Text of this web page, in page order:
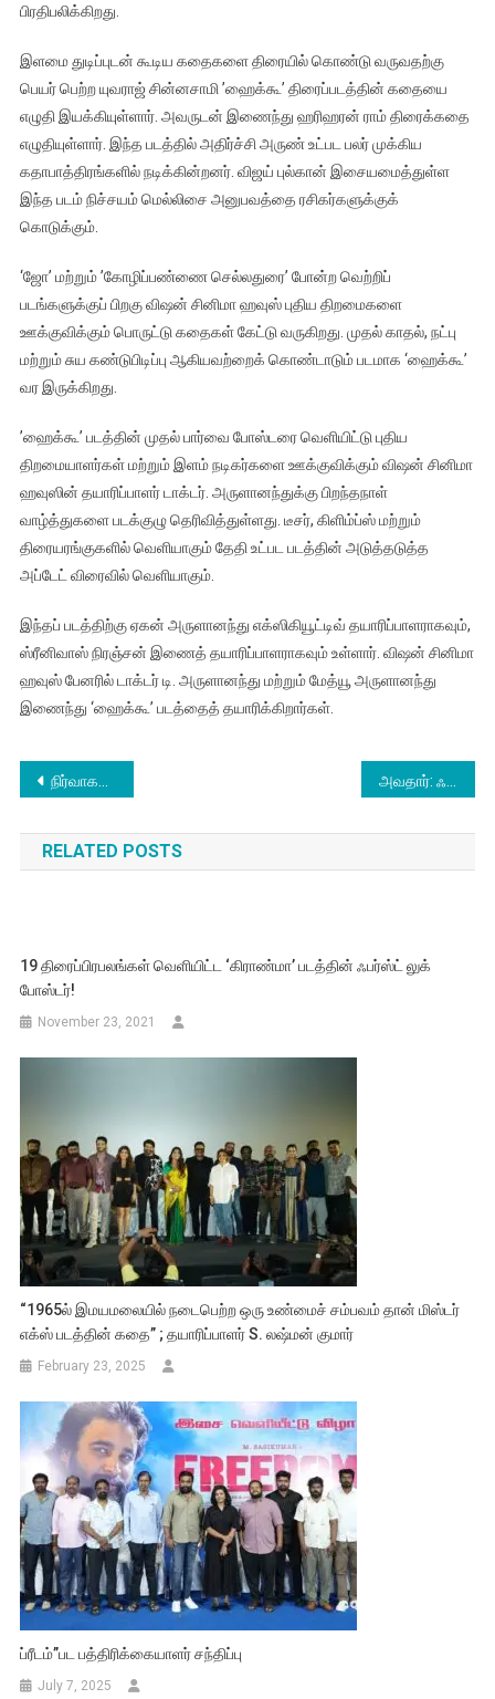
பிரதிபலிக்கிறது.
இளமை துடிப்புடன் கூடிய கதைகளை திரையில் கொண்டு வருவதற்கு
பெயர் பெற்ற யுவராஜ் சின்னசாமி ’ஹைக்கூ’ திரைப்படத்தின் கதையை
எழுதி இயக்கியுள்ளார். அவருடன் இணைந்து ஹரிஹரன் ராம் திரைக்கதை
எழுதியுள்ளார். இந்த படத்தில் அதிர்ச்சி அருண் உட்பட பலர் முக்கிய
கதாபாத்திரங்களில் நடிக்கின்றனர். விஜய் புல்கான் இசையமைத்துள்ள
இந்த படம் நிச்சயம் மெல்லிசை அனுபவத்தை ரசிகர்களுக்குக்
கொடுக்கும்.
‘ஜோ’ மற்றும் ’கோழிப்பண்ணை செல்லதுரை’ போன்ற வெற்றிப்
படங்களுக்குப் பிறகு விஷன் சினிமா ஹவுஸ் புதிய திறமைகளை
ஊக்குவிக்கும் பொருட்டு கதைகள் கேட்டு வருகிறது. முதல் காதல், நட்பு
மற்றும் சுய கண்டுபிடிப்பு ஆகியவற்றைக் கொண்டாடும் படமாக ‘ஹைக்கூ’
வர இருக்கிறது.
’ஹைக்கூ’ படத்தின் முதல் பார்வை போஸ்டரை வெளியிட்டு புதிய
திறமையாளர்கள் மற்றும் இளம் நடிகர்களை ஊக்குவிக்கும் விஷன் சினிமா
ஹவுஸின் தயாரிப்பாளர் டாக்டர். அருளானந்துக்கு பிறந்தநாள்
வாழ்த்துகளை படக்குழு தெரிவித்துள்ளது. டீசர், கிளிம்ப்ஸ் மற்றும்
திரையரங்குகளில் வெளியாகும் தேதி உட்பட படத்தின் அடுத்தடுத்த
அப்டேட் விரைவில் வெளியாகும்.
இந்தப் படத்திற்கு ஏகன் அருளானந்து எக்ஸிகியூட்டிவ் தயாரிப்பாளராகவும்,
ஸ்ரீனிவாஸ் நிரஞ்சன் இணைத் தயாரிப்பாளராகவும் உள்ளார். விஷன் சினிமா
ஹவுஸ் பேனரில் டாக்டர் டி. அருளானந்து மற்றும் மேத்யூ அருளானந்து
இணைந்து ‘ஹைக்கூ’ படத்தைத் தயாரிக்கிறார்கள்.
Post
navigation
நிர்வாகம் பொறுப்பல்ல’ திரைவிமர்சனம்
RELATED POSTS
19 திரைப்பிரபலங்கள் வெளியிட்ட ‘கிராண்மா’ படத்தின் ஃபர்ஸ்ட் லுக்
போஸ்டர்!
November 23, 2021
“1965ல் இமயமலையில் நடைபெற்ற ஒரு உண்மைச் சம்பவம் தான் மிஸ்டர்
எக்ஸ் படத்தின் கதை” ; தயாரிப்பாளர் S. லஷ்மன் குமார்
February 23, 2025
ப்ரீடம்”பட பத்திரிக்கையாளர் சந்திப்பு
July 7, 2025